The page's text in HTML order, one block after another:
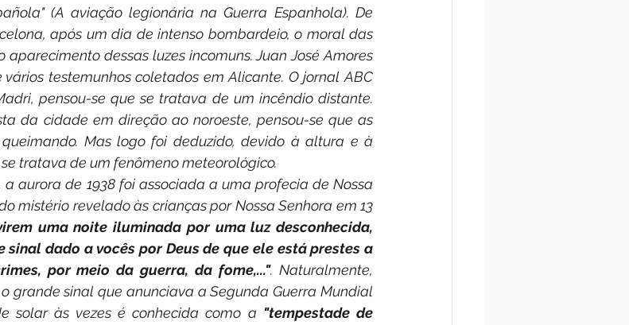
(A aviação legionária na Guerra Espanhola). De
após um dia de intenso bombardeio, o moral das
dessas luzes incomuns. Juan José Amores
testemunhos coletados em Alicante. O jornal ABC
pensou-se que se tratava de um incêndio distante.
da cidade em direção ao noroeste, pensou-se que as
Mas logo foi deduzido, devido à altura e à
tratava de um fenômeno meteorológico.
aurora de 1938 foi associada a uma profecia de Nossa
mistério revelado às crianças por Nossa Senhora em 13
uma noite iluminada por uma luz desconhecida,
sinal dado a vocês por Deus de que ele está prestes a
por meio da guerra, da fome,...". Naturalmente,
grande sinal que anunciava a Segunda Guerra Mundial
solar às vezes é conhecida como a "tempestade de